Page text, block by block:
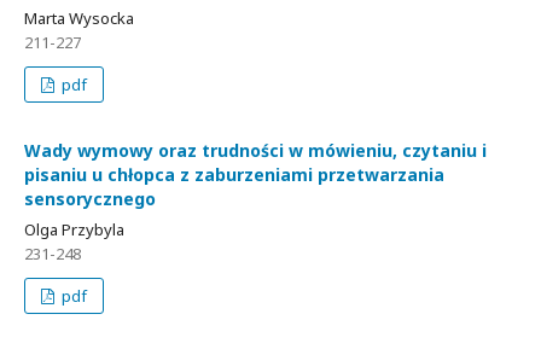
Marta Wysocka
211-227
pdf
Wady wymowy oraz trudności w mówieniu, czytaniu i
pisaniu u chłopca z zaburzeniami przetwarzania
sensorycznego
Olga Przybyla
231-248
pdf